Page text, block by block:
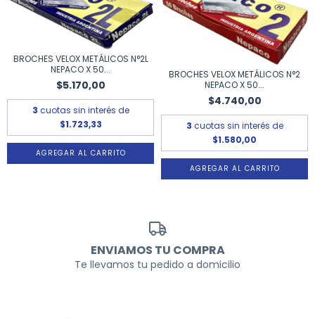
BROCHES VELOX METÁLICOS N°2L
NEPACO X 50...
$5.170,00
3 cuotas sin interés de
$1.723,33
BROCHES VELOX METÁLICOS N°2
NEPACO X 50...
$4.740,00
3 cuotas sin interés de
$1.580,00
ENVIAMOS TU COMPRA
Te llevamos tu pedido a domicilio